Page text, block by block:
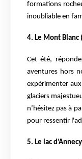
formations
inoubliable en
4. Le Mont Blanc
Cet été,
aventures hors
expérimenter
glaciers
n’hésitez pas à
pour ressentir
5. Le lac